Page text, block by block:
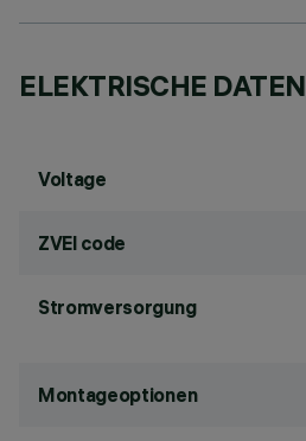
ELEKTRISCHE DATEN
Voltage
ZVEI code
Stromversorgung
Montageoptionen